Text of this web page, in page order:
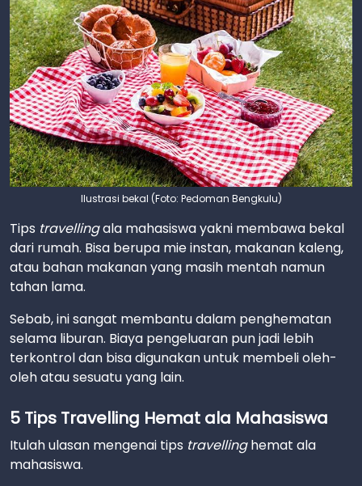
Ilustrasi bekal (Foto: Pedoman Bengkulu)
Tips travellingala mahasiswa yakni membawa bekal
dari rumah. Bisa berupa mie instan, makanan kaleng,
atau bahan makanan yang masih mentah namun
tahan lama.
Sebab, ini sangat membantu dalam penghematan
selama liburan. Biaya pengeluaran pun jadi lebih
terkontrol dan bisa digunakan untuk membeli oleh-
oleh atau sesuatu yang lain.
5 Tips Travelling Hemat ala Mahasiswa
Itulah ulasan mengenai tips travellinghemat ala
mahasiswa.